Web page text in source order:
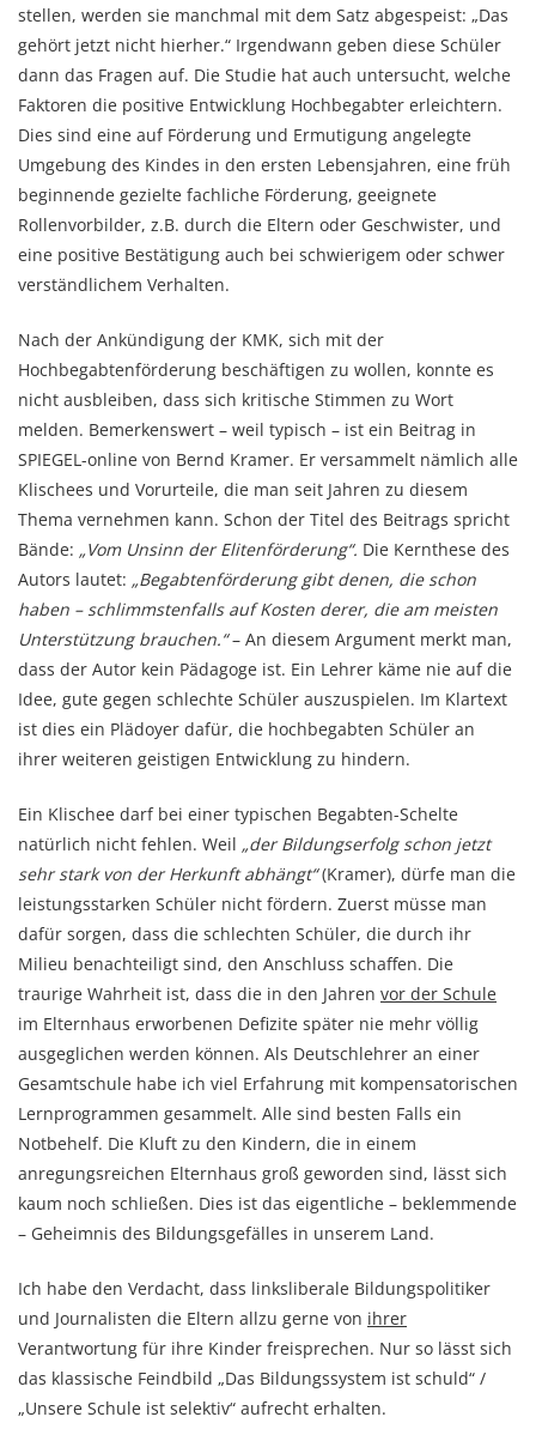
stellen, werden sie manchmal mit dem Satz abgespeist: „Das
gehört jetzt nicht hierher.“ Irgendwann geben diese Schüler
dann das Fragen auf. Die Studie hat auch untersucht, welche
Faktoren die positive Entwicklung Hochbegabter erleichtern.
Dies sind eine auf Förderung und Ermutigung angelegte
Umgebung des Kindes in den ersten Lebensjahren, eine früh
beginnende gezielte fachliche Förderung, geeignete
Rollenvorbilder, z.B. durch die Eltern oder Geschwister, und
eine positive Bestätigung auch bei schwierigem oder schwer
verständlichem Verhalten.
Nach der Ankündigung der KMK, sich mit der
Hochbegabtenförderung beschäftigen zu wollen, konnte es
nicht ausbleiben, dass sich kritische Stimmen zu Wort
melden. Bemerkenswert – weil typisch – ist ein Beitrag in
SPIEGEL-online von Bernd Kramer. Er versammelt nämlich alle
Klischees und Vorurteile, die man seit Jahren zu diesem
Thema vernehmen kann. Schon der Titel des Beitrags spricht
Bände: „Vom Unsinn der Elitenförderung“. Die Kernthese des
Autors lautet: „Begabtenförderung gibt denen, die schon
haben – schlimmstenfalls auf Kosten derer, die am meisten
Unterstützung brauchen.“– An diesem Argument merkt man,
dass der Autor kein Pädagoge ist. Ein Lehrer käme nie auf die
Idee, gute gegen schlechte Schüler auszuspielen. Im Klartext
ist dies ein Plädoyer dafür, die hochbegabten Schüler an
ihrer weiteren geistigen Entwicklung zu hindern.
Ein Klischee darf bei einer typischen Begabten-Schelte
natürlich nicht fehlen. Weil „der Bildungserfolg schon jetzt
sehr stark von der Herkunft abhängt“(Kramer), dürfe man die
leistungsstarken Schüler nicht fördern. Zuerst müsse man
dafür sorgen, dass die schlechten Schüler, die durch ihr
Milieu benachteiligt sind, den Anschluss schaffen. Die
traurige Wahrheit ist, dass die in den Jahren vor der Schule
im Elternhaus erworbenen Defizite später nie mehr völlig
ausgeglichen werden können. Als Deutschlehrer an einer
Gesamtschule habe ich viel Erfahrung mit kompensatorischen
Lernprogrammen gesammelt. Alle sind besten Falls ein
Notbehelf. Die Kluft zu den Kindern, die in einem
anregungsreichen Elternhaus groß geworden sind, lässt sich
kaum noch schließen. Dies ist das eigentliche – beklemmende
– Geheimnis des Bildungsgefälles in unserem Land.
Ich habe den Verdacht, dass linksliberale Bildungspolitiker
und Journalisten die Eltern allzu gerne von ihrer
Verantwortung für ihre Kinder freisprechen. Nur so lässt sich
das klassische Feindbild „Das Bildungssystem ist schuld“ /
„Unsere Schule ist selektiv“ aufrecht erhalten.